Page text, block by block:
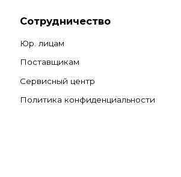
Сотрудничество
Юр. лицам
Поставщикам
Сервисный центр
Политика конфиденциальности